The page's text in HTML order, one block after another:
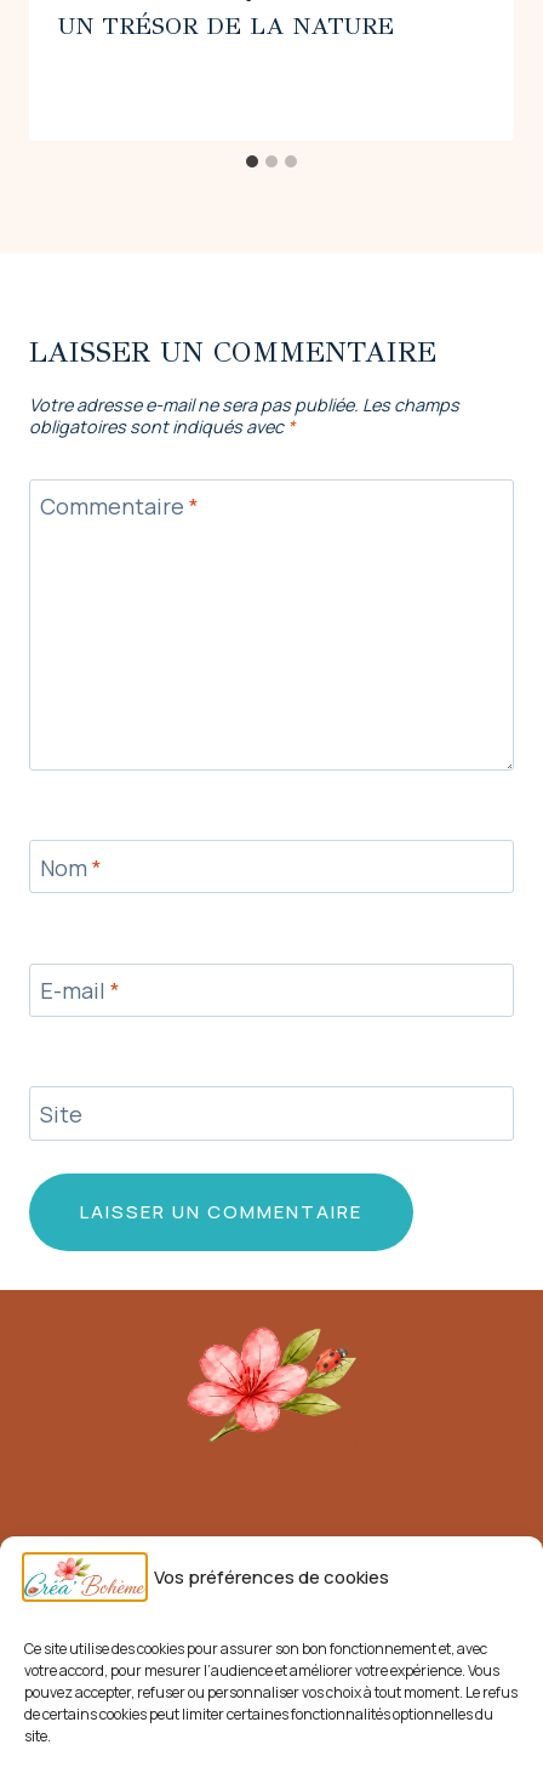
Vos préférences de cookies
Ce site utilise des cookies pour assurer son bon fonctionnement et, avec
votre accord, pour mesurer l’audience et améliorer votre expérience. Vous
pouvez accepter, refuser ou personnaliser vos choix à tout moment. Le refus
de certains cookies peut limiter certaines fonctionnalités optionnelles du
site.
UN TRÉSOR DE LA NATURE
LAISSER UN COMMENTAIRE
Votre adresse e-mail ne sera pas publiée. Les champs
obligatoires sont indiqués avec *
Commentaire *
Nom *
E-mail *
Site
Mentions légales
Conditions générales de vente (CGV)
Livraisons et retours
Politique de confidentialité
Politique de cookies